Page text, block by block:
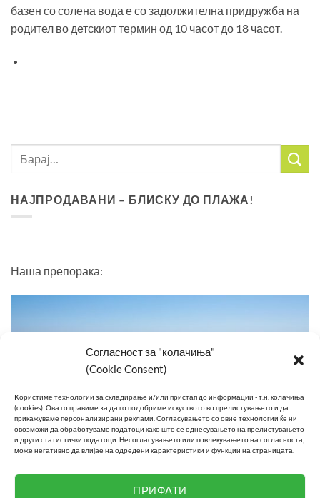
Согласност за "колачиња"
(Cookie Consent)
Kористиме технологии за складирање и/или пристап до информации - т.н. колачиња
(cookies).Ова го правиме за да го подобриме искуството во прелистувањето и да
прикажуваме персонализирани реклами.Согласувањето со овие технологии ќе ни
овозможи да обработуваме податоци како што се однесувањето на прелистувањето
и други статистички податоци.Несогласувањето или повлекувањето на согласноста,
може негативно да влијае на одредени карактеристики и функции на страницата.
ПРИФАТИ
базен со солена вода е со задолжителна придружба на
родител во детскиот термин од 10 часот до 18 часот.
НАЈПРОДАВАНИ – БЛИСКУ ДО ПЛАЖА!
Наша препорака:
Изберете сместување на неколку чекори од плажа